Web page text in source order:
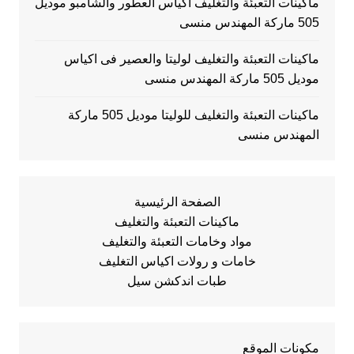
505 ماركة المهندس منسى
ماكينات التعبئة والتغليف لوليتا والعصير فى اكياس
موديل 505 ماركة المهندس منسى
ماكينات التعبئة والتغليف للوليتا موديل 505 ماركة
المهندس منسى
الصفحة الرئيسية
ماكينات التعبئة والتغليف
مواد وخامات التعبئة والتغليف
خامات و رولات اكياس التغليف
طبات اندكشن سيل
مكونات الموقع